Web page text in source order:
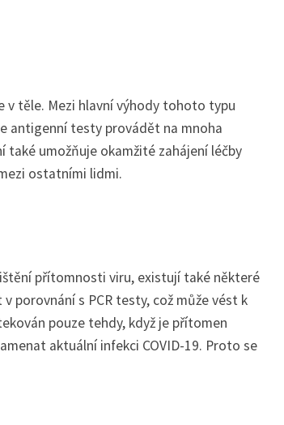
těle. Mezi hlavní výhody tohoto typu
antigenní testy provádět na mnoha
umožňuje okamžité zahájení léčby
ostatními lidmi.
přítomnosti viru, existují také některé
porovnání s PCR testy, což může vést k
pouze tehdy, když je přítomen
aktuální infekci COVID-19. Proto se